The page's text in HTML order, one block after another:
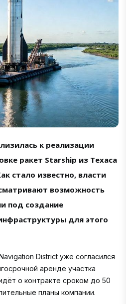
к реализации
ракет Starship из Техаса
стало известно, власти
возможность
под создание
для этого
District уже согласился
аренде участка
о контракте сроком до 50
планы компании.